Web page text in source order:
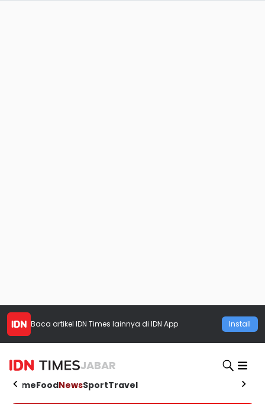
Baca artikel IDN Times lainnya di IDN App Install
JABAR
HomeFoodNewsSportTravel